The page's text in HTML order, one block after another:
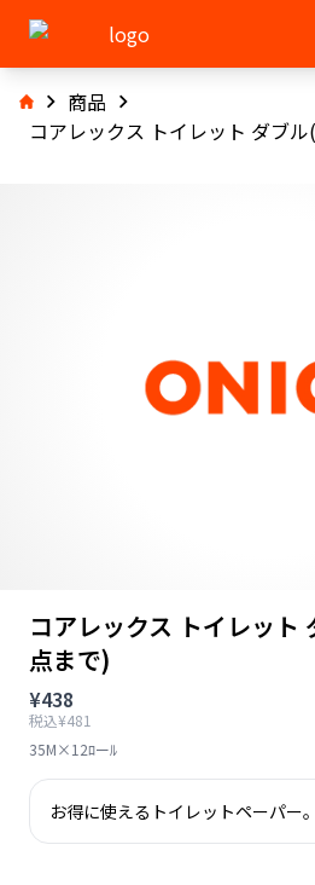
商品
コアレックス トイレット ダブ
コアレックス トイレット
点まで)
¥438
税込¥481
35M×12ﾛーﾙ
お得に使えるトイレットペーパー